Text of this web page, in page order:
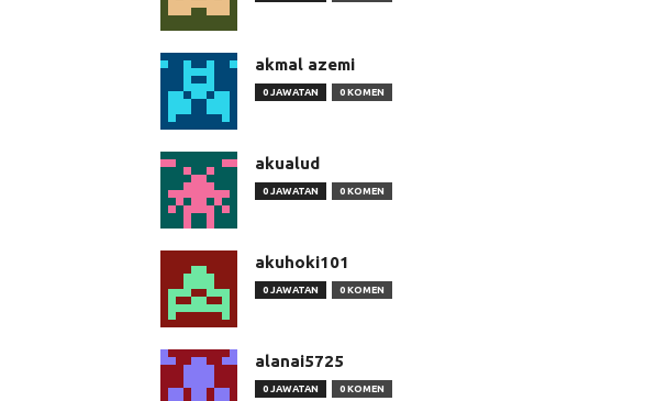
akmal azemi
0 JAWATAN 0 KOMEN
akualud
0 JAWATAN 0 KOMEN
akuhoki101
0 JAWATAN 0 KOMEN
alanai5725
0 JAWATAN 0 KOMEN